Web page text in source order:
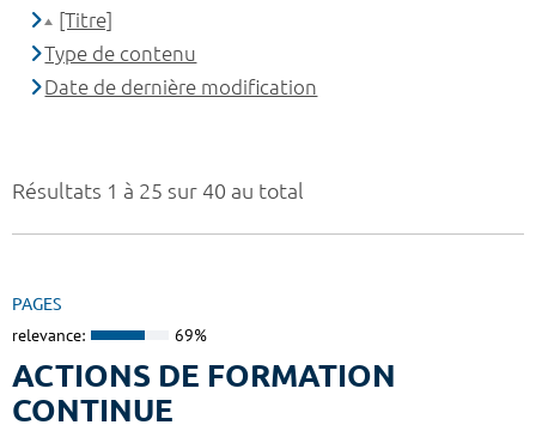
Résultats 1 à 25 sur 40 au total
PAGES
relevance: 69%
ACTIONS DE FORMATION
CONTINUE
[Titre]
Type de contenu
Date de dernière modification